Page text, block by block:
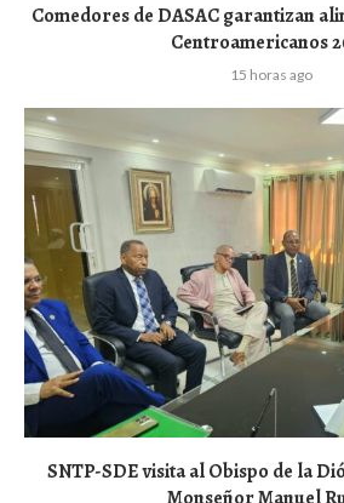
Comedores de DASAC garantizan
Centroamericanos
15 horas ago
SNTP-SDE visita al Obispo de la
Monseñor Manuel